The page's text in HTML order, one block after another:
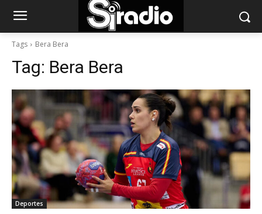
Tags Bera Bera
Tag: Bera Bera
Deportes